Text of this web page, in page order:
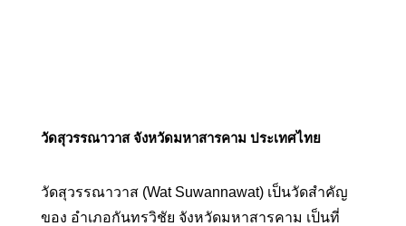
วัดสุวรรณาวาส จังหวัดมหาสารคาม ประเทศไทย
วัดสุวรรณาวาส (Wat Suwannawat) เป็นวัดสำคัญ
ของ อำเภอกันทรวิชัย จังหวัดมหาสารคาม เป็นที่